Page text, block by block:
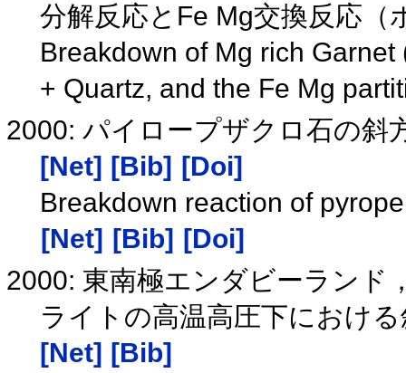
分解反応とFe Mg交換反応
Breakdown of Mg rich
+ Quartz, and the Fe Mg
2000: パイロープザクロ石の斜
[Net] [Bib] [Doi]
Breakdown reaction of
[Net] [Bib] [Doi]
2000: 東南極エンダビーランド
ライトの高温高圧下におけ
[Net] [Bib]